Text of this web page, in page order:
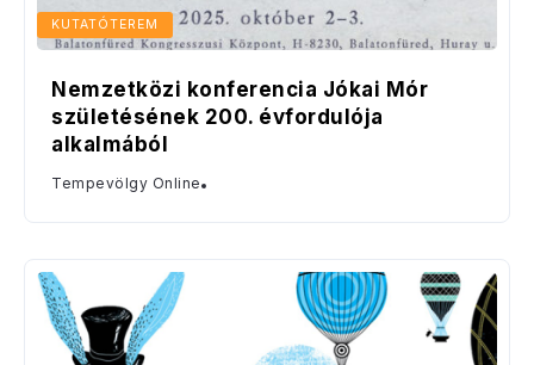
KUTATÓTEREM
Nemzetközi konferencia Jókai Mór
születésének 200. évfordulója
alkalmából
Tempevölgy Online